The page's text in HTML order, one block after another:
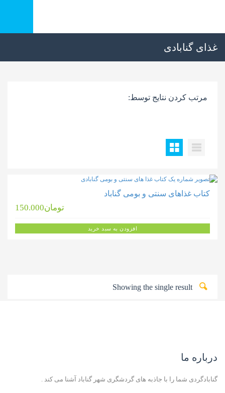
غذای گنابادی
مرتب کردن نتایج توسط:
کتاب غذاهای سنتی و بومی گناباد
تومان150.000
افزودن به سبد خرید
درباره ما
گنابادگردی شما را با جاذبه های گردشگری شهر گناباد آشنا می کند .